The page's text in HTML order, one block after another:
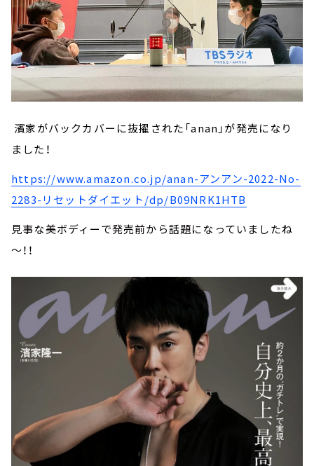
濱家がバックカバーに抜擢された「anan」が発売になり
ました！
https://www.amazon.co.jp/anan-アンアン-2022-No-
2283-リセットダイエット/dp/B09NRK1HTB
見事な美ボディーで発売前から話題になっていましたね
～！！